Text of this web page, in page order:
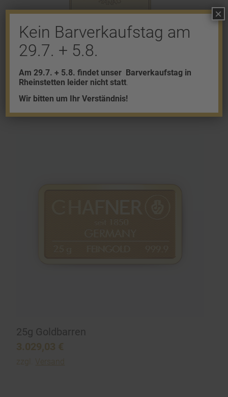
20g Goldbarren
2.436,35€
25g Goldbarren
3.029,03 €
zzgl. Versand
Kein Barverkaufstag am
29.7. + 5.8.
Am 29.7. + 5.8. findet unser Barverkaufstag in
Rheinstetten leider nicht statt
Wir bitten um Ihr Verständnis!
×